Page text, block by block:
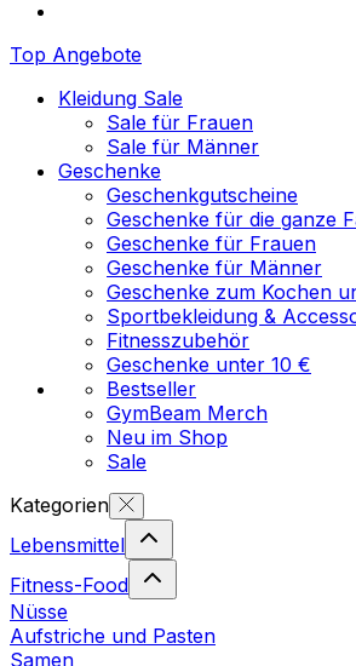
Top Angebote
Kleidung Sale
Sale für Frauen
Sale für Männer
Geschenke
Geschenkgutscheine
Geschenke für die ganze
Geschenke für Frauen
Geschenke für Männer
Geschenke zum Kochen
Sportbekleidung &
Fitnesszubehör
Geschenke unter 10 €
Bestseller
GymBeam Merch
Neu im Shop
Sale
Kategorien
Lebensmittel
Fitness-Food
Nüsse
Aufstriche und Pasten
Samen